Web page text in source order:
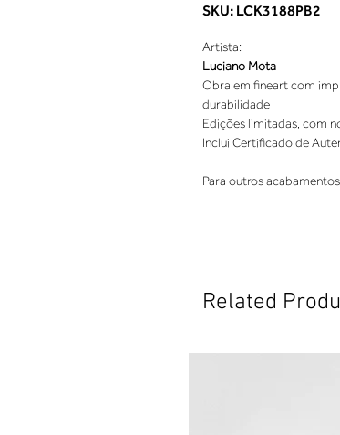
SKU: LCK3188PB2
Artista:
Luciano Mota
Obra em fineart com
durabilidade
Edições limitadas, com
Inclui Certificado de
Para outros
Related